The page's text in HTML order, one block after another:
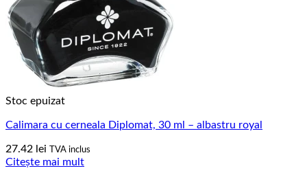
Stoc epuizat
Calimara cu cerneala Diplomat, 30 ml – albastru royal
27.42 lei TVA inclus
Citește mai mult